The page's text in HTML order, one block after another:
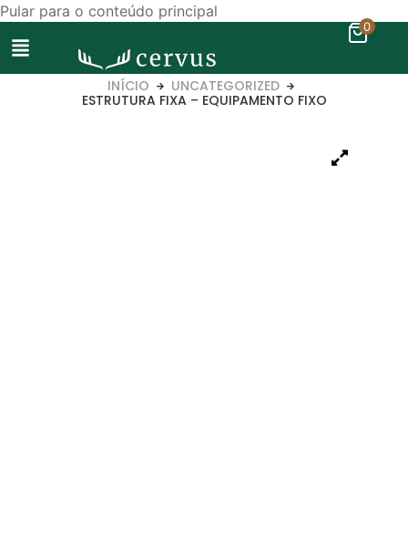
Pular para o conteúdo principal
0
INÍCIO
UNCATEGORIZED
ESTRUTURA FIXA – EQUIPAMENTO FIXO